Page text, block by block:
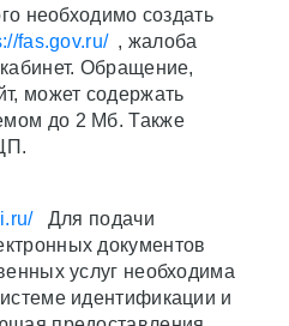
необходимо создать
fas.gov.ru/ , жалоба
Обращение,
может содержать
до 2 Мб. Также
Для подачи
документов
услуг необходима
идентификации и